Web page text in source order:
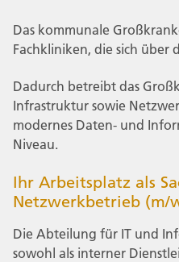
Das kommunale
Fachkliniken, die sich über
Dadurch betreibt das
Infrastruktur sowie
modernes Daten- und
Niveau.
Ihr Arbeitsplatz als
Netzwerkbetrieb (m/
Die Abteilung für IT und
sowohl als interner